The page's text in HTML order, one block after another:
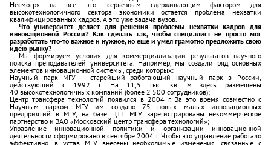
Несмотря на все это, серьезным сдерживающим фактором для
высокотехнологичного сектора экономики остается проблема нехватки
квалифицированных кадров. А это уже задача вузов.
– Что университет делает для решения проблемы нехватки кадров для
инновационной России? Как сделать так, чтобы специалист не просто мог
разработать что-то важное и нужное, но еще и умел грамотно предложить свою
идею рынку?
– Мы формируем условия для коммерциализации результатов научного
поиска преподавателей университета. Например, мы создали ряд основных
элементов инновационной системы, среди которых:
Научный парк МГУ – старейший работающий научный парк в России,
действующий с 1992 г. На 11,5 тыс. кв. м здесь размещены
40 высокотехнологичных компаний (более 2 500 сотрудников);
Центр трансфера технологий появился в 2004 г. За это время совместно с
Научным парком МГУ им создано 75 новых малых инновационных
предприятий в МГУ, на базе ЦТТ МГУ зарегистрированы некоммерческое
партнерство и ЗАО «Московский центр трансфера технологий»;
Управление инновационной политики и организации инновационной
деятельности сформировано в сентябре 2004 г. Чтобы это управление работало
эффективно, в устав МГУ внесены необходимые изменения, связанные с